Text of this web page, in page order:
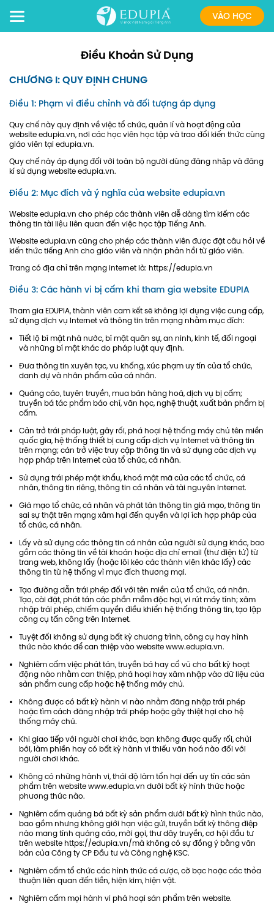
VÀO HỌC
Điều Khoản Sử Dụng
CHƯƠNG I: QUY ĐỊNH CHUNG
Điều 1: Phạm vi điều chỉnh và đối tượng áp dụng
Quy chế này quy định về việc tổ chức, quản lí và hoạt động của
website edupia.vn, nơi các học viên học tập và trao đổi kiến thức cùng
giáo viên tại edupia.vn.
Quy chế này áp dụng đối với toàn bộ người dùng đăng nhập và đăng
kí sử dụng website edupia.vn.
Điều 2: Mục đích và ý nghĩa của website edupia.vn
Website edupia.vn cho phép các thành viên dễ dàng tìm kiếm các
thông tin tài liệu liên quan đến việc học tập Tiếng Anh.
Website edupia.vn cũng cho phép các thành viên được đặt câu hỏi về
kiến thức tiếng Anh cho giáo viên và nhận phản hồi từ giáo viên.
Trang có địa chỉ trên mạng internet là: https://edupia.vn
Điều 3: Các hành vi bị cấm khi tham gia website EDUPIA
Tham gia EDUPIA, thành viên cam kết sẽ không lợi dụng việc cung cấp,
sử dụng dịch vụ Internet và thông tin trên mạng nhằm mục đích:
Tiết lộ bí mật nhà nước, bí mật quân sự, an ninh, kinh tế, đối ngoại
và những bí mật khác do pháp luật quy định.
Đưa thông tin xuyên tạc, vu khống, xúc phạm uy tín của tổ chức,
danh dự và nhân phẩm của cá nhân.
Quảng cáo, tuyên truyền, mua bán hàng hoá, dịch vụ bị cấm;
truyền bá tác phẩm báo chí, văn học, nghệ thuật, xuất bản phẩm bị
cấm.
Cản trở trái pháp luật, gây rối, phá hoại hệ thống máy chủ tên miền
quốc gia, hệ thống thiết bị cung cấp dịch vụ Internet và thông tin
trên mạng; cản trở việc truy cập thông tin và sử dụng các dịch vụ
hợp pháp trên Internet của tổ chức, cá nhân.
Sử dụng trái phép mật khẩu, khoá mật mã của các tổ chức, cá
nhân, thông tin riêng, thông tin cá nhân và tài nguyên Internet.
Giả mạo tổ chức, cá nhân và phát tán thông tin giả mạo, thông tin
sai sự thật trên mạng xâm hại đến quyền và lợi ích hợp pháp của
tổ chức, cá nhân.
Lấy và sử dụng các thông tin cá nhân của người sử dụng khác, bao
gồm các thông tin về tài khoản hoặc địa chỉ email (thư điện tử) từ
trang web, không lấy (hoặc lôi kéo các thành viên khác lấy) các
thông tin từ hệ thống vì mục đích thương mại.
Tạo đường dẫn trái phép đối với tên miền của tổ chức, cá nhân.
Tạo, cài đặt, phát tán các phần mềm độc hại, vi rút máy tính; xâm
nhập trái phép, chiếm quyền điều khiển hệ thống thông tin, tạo lập
công cụ tấn công trên Internet.
Tuyệt đối không sử dụng bất kỳ chương trình, công cụ hay hình
thức nào khác để can thiệp vào website www.edupia.vn.
Nghiêm cấm việc phát tán, truyền bá hay cổ vũ cho bất kỳ hoạt
động nào nhằm can thiệp, phá hoại hay xâm nhập vào dữ liệu của
sản phẩm cung cấp hoặc hệ thống máy chủ.
Không được có bất kỳ hành vi nào nhằm đăng nhập trái phép
hoặc tìm cách đăng nhập trái phép hoặc gây thiệt hại cho hệ
thống máy chủ.
Khi giao tiếp với người chơi khác, bạn không được quấy rối, chửi
bới, làm phiền hay có bất kỳ hành vi thiếu văn hoá nào đối với
người chơi khác.
Không có những hành vi, thái độ làm tổn hại đến uy tín các sản
phẩm trên website www.edupia.vn dưới bất kỳ hình thức hoặc
phương thức nào.
Nghiêm cấm quảng bá bất kỳ sản phẩm dưới bất kỳ hình thức nào,
bao gồm nhưng không giới hạn việc gửi, truyền bất kỳ thông điệp
nào mang tính quảng cáo, mời gọi, thư dây truyền, cơ hội đầu tư
trên website https://edupia.vn/mà không có sự đồng ý bằng văn
bản của Công ty CP Đầu tư và Công nghệ KSC.
Nghiêm cấm tổ chức các hình thức cá cược, cờ bạc hoặc các thỏa
thuận liên quan đến tiền, hiện kim, hiện vật.
Nghiêm cấm mọi hành vi phá hoại sản phẩm trên website.